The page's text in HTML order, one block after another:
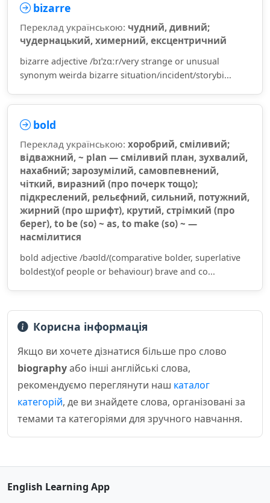
bizarre
Переклад українською: чудний, дивний;
чудернацький, химерний, ексцентричний
bizarre adjective /bɪˈzɑːr/very strange or unusual
synonym weirda bizarre situation/incident/storybi...
bold
Переклад українською: хоробрий, сміливий;
відважний, ~ plan — сміливий план, зухвалий,
нахабний; зарозумілий, самовпевнений,
чіткий, виразний (про почерк тощо);
підкреслений, рельєфний, сильний, потужний,
жирний (про шрифт), крутий, стрімкий (про
берег), to be (so) ~ as, to make (so) ~ —
насмілитися
bold adjective /bəʊld/(comparative bolder, superlative
boldest)(of people or behaviour) brave and co...
Корисна інформація
Якщо ви хочете дізнатися більше про слово
biographyабо інші англійські слова,
рекомендуємо переглянути наш каталог
категорій, де ви знайдете слова, організовані за
темами та категоріями для зручного навчання.
English Learning App